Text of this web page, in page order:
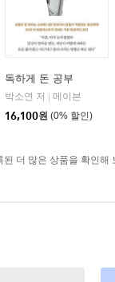
독하게 돈 공부
박소연 저
메이븐
16,100원 (0% 할인)
된 더 많은 상품을 확인해